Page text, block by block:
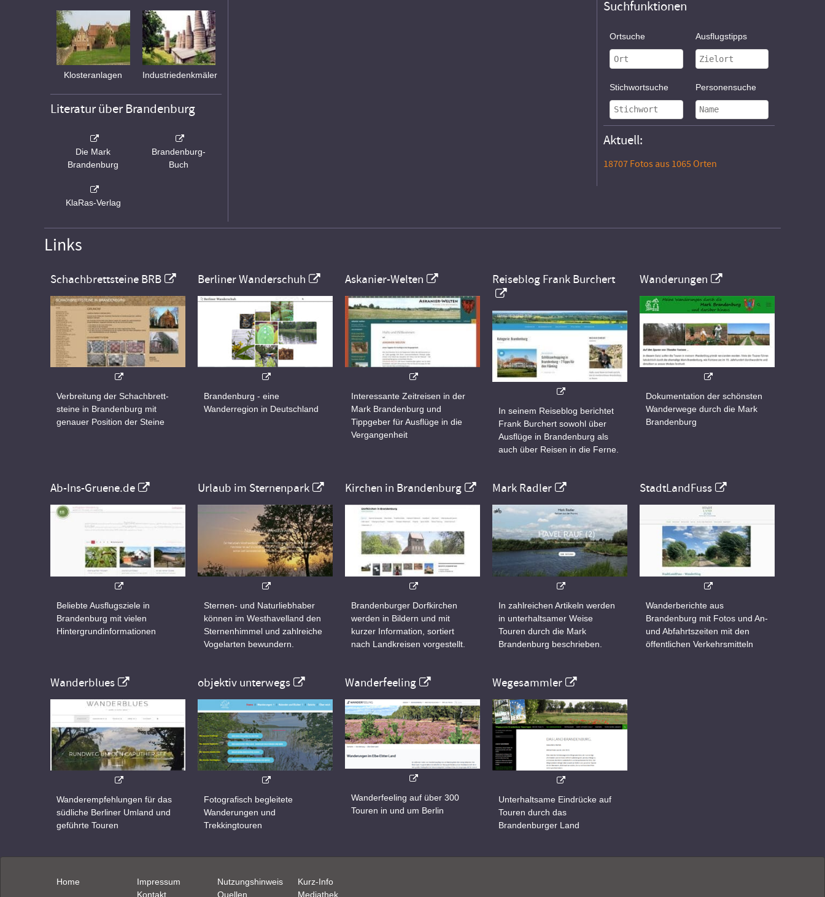
Klosteranlagen Industriedenkmäler
Literatur über Brandenburg
Die Mark
Brandenburg
Brandenburg-
Buch
KlaRas-Verlag
Suchfunktionen
Ortsuche Ausflugstipps
Stichwortsuche Personensuche
Aktuell:
18707 Fotos aus 1065 Orten
Links
Schachbrettsteine BRB
Verbreitung der Schachbrett-
steine in Brandenburg mit
genauer Position der Steine
Berliner Wanderschuh
Brandenburg - eine
Wanderregion in Deutschland
Askanier-Welten
Interessante Zeitreisen in der
Mark Brandenburg und
Tippgeber für Ausflüge in die
Vergangenheit
Reiseblog Frank Burchert
In seinem Reiseblog berichtet
Frank Burchert sowohl über
Ausflüge in Brandenburg als
auch über Reisen in die Ferne.
Wanderungen
Dokumentation der schönsten
Wanderwege durch die Mark
Brandenburg
Ab-Ins-Gruene.de
Beliebte Ausflugsziele in
Brandenburg mit vielen
Hintergrundinformationen
Urlaub im Sternenpark
Sternen- und Naturliebhaber
können im Westhavelland den
Sternenhimmel und zahlreiche
Vogelarten bewundern.
Kirchen in Brandenburg
Brandenburger Dorfkirchen
werden in Bildern und mit
kurzer Information, sortiert
nach Landkreisen vorgestellt.
Mark Radler
In zahlreichen Artikeln werden
in unterhaltsamer Weise
Touren durch die Mark
Brandenburg beschrieben.
StadtLandFuss
Wanderberichte aus
Brandenburg mit Fotos und An-
und Abfahrtszeiten mit den
öffentlichen Verkehrsmitteln
Wanderblues
Wanderempfehlungen für das
südliche Berliner Umland und
geführte Touren
objektiv unterwegs
Fotografisch begleitete
Wanderungen und
Trekkingtouren
Wanderfeeling
Wanderfeeling auf über 300
Touren in und um Berlin
Wegesammler
Unterhaltsame Eindrücke auf
Touren durch das
Brandenburger Land
Home
Impressum
Kontakt
Nutzungshinweis
Quellen
Kurz-Info
Mediathek